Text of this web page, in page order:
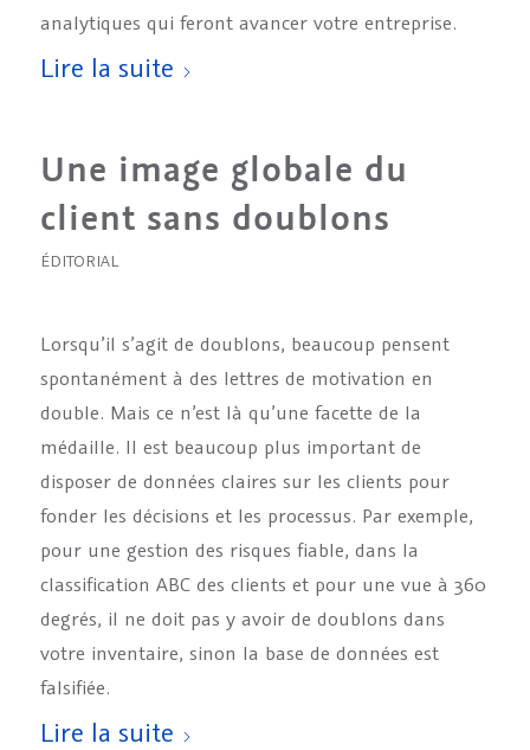
analytiques qui feront avancer votre entreprise.
Lire la suite
Une image globale du
client sans doublons
ÉDITORIAL
Lorsqu’il s’agit de doublons, beaucoup pensent
spontanément à des lettres de motivation en
double. Mais ce n’est là qu’une facette de la
médaille. Il est beaucoup plus important de
disposer de données claires sur les clients pour
fonder les décisions et les processus. Par exemple,
pour une gestion des risques fiable, dans la
classification ABC des clients et pour une vue à 360
degrés, il ne doit pas y avoir de doublons dans
votre inventaire, sinon la base de données est
falsifiée.
Lire la suite